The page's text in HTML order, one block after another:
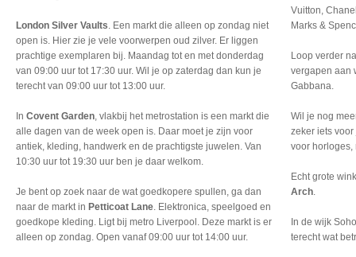
London Silver Vaults. Een markt die alleen op zondag niet
open is. Hier zie je vele voorwerpen oud zilver. Er liggen
prachtige exemplaren bij. Maandag tot en met donderdag
van 09:00 uur tot 17:30 uur. Wil je op zaterdag dan kun je
terecht van 09:00 uur tot 13:00 uur.
In Covent Garden, vlakbij het metrostation is een markt die
alle dagen van de week open is. Daar moet je zijn voor
antiek, kleding, handwerk en de prachtigste juwelen. Van
10:30 uur tot 19:30 uur ben je daar welkom.
Je bent op zoek naar de wat goedkopere spullen, ga dan
naar de markt in Petticoat Lane. Elektronica, speelgoed en
goedkope kleding. Ligt bij metro Liverpool. Deze markt is er
alleen op zondag. Open vanaf 09:00 uur tot 14:00 uur.
Vuitton,
Marks &
Loop verder
vergapen aan
Gabbana.
Wil je nog
zeker iets
voor
Echt grote
Arch.
In de wijk
terecht wat